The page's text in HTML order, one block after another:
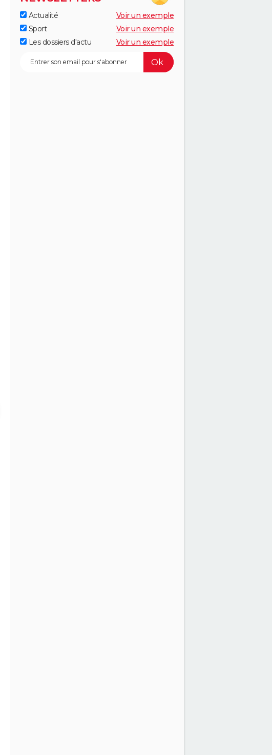
Actualité
Voir un exemple
Sport
Voir un exemple
Les dossiers d'actu
Voir un exemple